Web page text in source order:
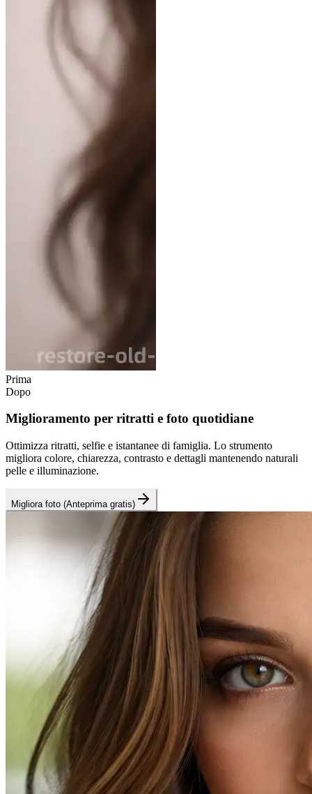
Prima
Dopo
Miglioramento per ritratti e foto quotidiane
Ottimizza ritratti, selfie e istantanee di famiglia. Lo strumento
migliora colore, chiarezza, contrasto e dettagli mantenendo naturali
pelle e illuminazione.
Migliora foto (Anteprima gratis)